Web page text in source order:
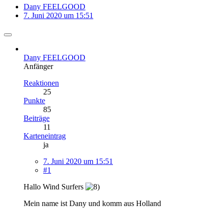
Dany FEELGOOD
7. Juni 2020 um 15:51
Dany FEELGOOD
Anfänger
Reaktionen
25
Punkte
85
Beiträge
11
Karteneintrag
ja
7. Juni 2020 um 15:51
#1
Hallo Wind Surfers
Mein name ist Dany und komm aus Holland